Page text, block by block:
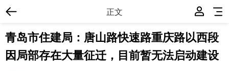
正文
青岛市住建局：唐山路快速路重庆路以西段
因局部存在大量征迁，目前暂无法启动建设